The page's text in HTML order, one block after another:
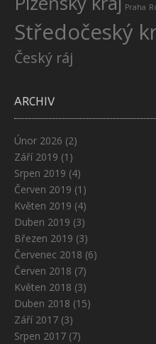
Praha
Středočeský
Český ráj
ARCHIV
Únor 2026 (2)
Září 2019 (1)
Srpen 2019 (4)
Červen 2019 (1)
Květen 2019 (4)
Duben 2019 (3)
Březen 2019 (3)
Červenec 2018 (6)
Červen 2018 (7)
Květen 2018 (3)
Duben 2018 (15)
Září 2017 (3)
Srpen 2017 (7)